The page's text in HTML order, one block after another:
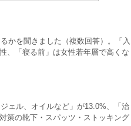
かを聞きました（複数回答）。「入
、「寝る前」は女性若年層で高くな
ェル、オイルなど」が13.0%、「治
策の靴下・スパッツ・ストッキング